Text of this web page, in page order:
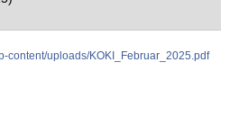
content/uploads/KOKI_Februar_2025.pdf